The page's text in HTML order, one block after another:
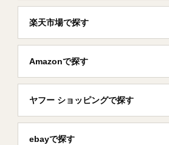
楽天市場で探す
Amazonで探す
ヤフー ショッピングで探す
ebayで探す